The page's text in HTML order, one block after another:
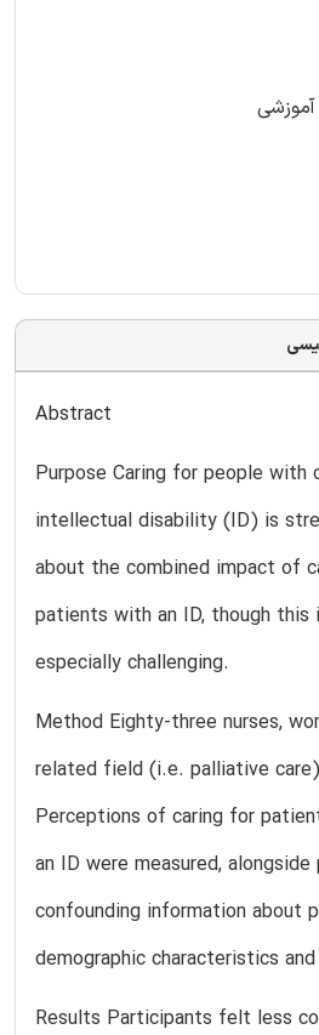
Abstract
Purpose Caring for people with
intellectual disability (ID) is
about the combined impact of
patients with an ID, though
especially challenging.
Method Eighty-three nurses,
related field (i.e. palliative
Perceptions of caring for
an ID were measured,
confounding information about
demographic characteristics
Results Participants felt less